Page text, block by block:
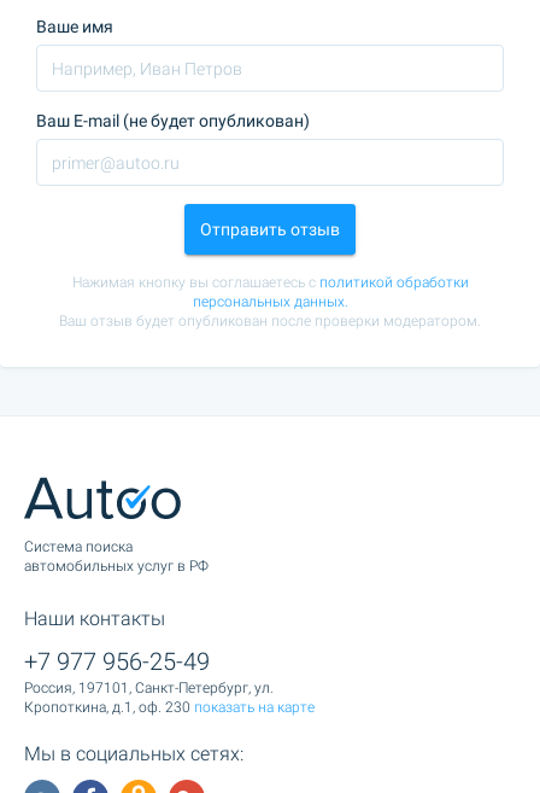
Ваше имя
Ваш E-mail (не будет опубликован)
Отправить отзыв
Нажимая кнопку вы соглашаетесь с политикой обработки
персональных данных.
Ваш отзыв будет опубликован после проверки модератором.
Cистема поиска
автомобильных услуг в РФ
Наши контакты
+7 977 956-25-49
Россия, 197101, Санкт-Петербург, ул.
Кропоткина, д.1, оф. 230 показать на карте
Мы в социальных сетях: